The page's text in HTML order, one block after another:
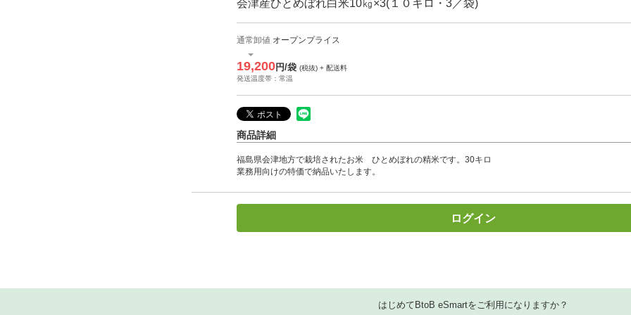
会津産ひとめぼれ白米10㎏×3(１０キロ・3／袋)
通常卸値 オープンプライス
19,200円/袋 (税抜) + 配送料
発送温度帯：常温
商品詳細
福島県会津地方で栽培されたお米 ひとめぼれの精米です。30キロ
業務用向けの特価で納品いたします。
ログイン
はじめてBtoB eSmartをご利用になりますか？